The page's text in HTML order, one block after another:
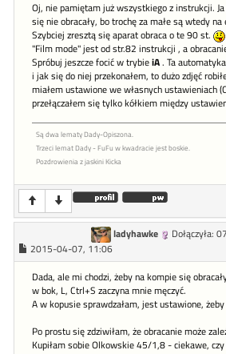
Oj, nie pamiętam już wszystkiego z instrukcji.
się nie obracały, bo trochę za małe są wtedy
Szybciej zresztą się aparat obraca o te 90 st.
"Film mode" jest od str.82 instrukcji , a
Spróbuj jeszcze focić w trybieiA. Ta
i jak się do niej przekonałem, to dużo zdjęć
miałem ustawione we własnych ustawieniach
przełączałem się tylko kółkiem między
Są dwa lematy Dady-Opiszona.
Trzeci lemat Dady - FuFu w kwadracie jest boskie.
Pozdrowienia z jaskini Kicka
ladyhawke
Dołączyła:
2015-04-07, 11:06
Dada, ale mi chodzi, żeby na kompie się
w bok, L, Ctrl+S zaczyna mnie męczyć.
A w kopusie sprawdzałam, jest ustawione, żeby
Po prostu się zdziwiłam, że obracanie może
Kupiłam sobie Olkowskie 45/1,8 - ciekawe,